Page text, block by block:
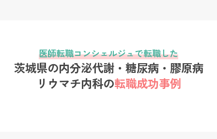
医師転職コンシェルジュで転職した
茨城県の内分泌代謝・糖尿病・膠原病
リウマチ内科の転職成功事例